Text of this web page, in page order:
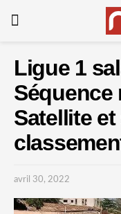
Ligue 1
Séquence
Satellite
avril 30, 2022